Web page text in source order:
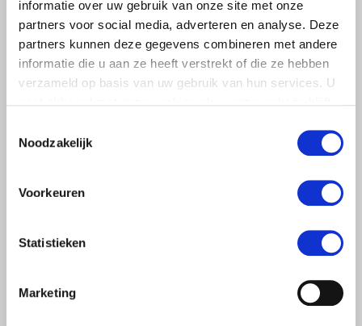
informatie over uw gebruik van onze site met onze
partners voor social media, adverteren en analyse. Deze
partners kunnen deze gegevens combineren met andere
informatie die u aan ze heeft verstrekt of die ze hebben
verzameld op basis van uw gebruik van hun services. U
Noodzakelijk
Voorkeuren
Statistieken
Marketing
6 AUGUSTUS 2026
LTO sluit aan bij demonstratie tegen
dreigende onteigening
pluimveehouders
leden op om op vrijdagochtend 14 augustus massaal naar
het voorplein van het provinciehuis in Den Bosch te
Lees meer